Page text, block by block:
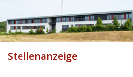
Stellenanzeige